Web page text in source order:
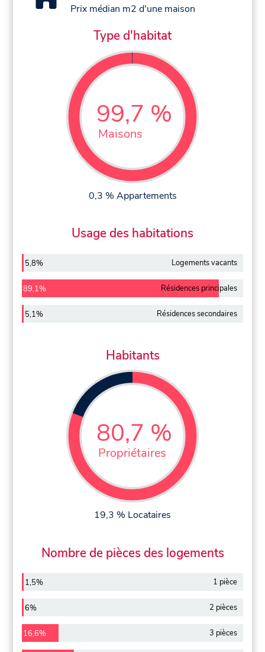
Prix médian m2 d'une maison
Type d'habitat
99,7 %
Maisons
0,3 % Appartements
Usage des habitations
5,8% Logements vacants
89,1% Résidences principales
5,1% Résidences secondaires
Habitants
80,7 %
Propriétaires
19,3 % Locataires
Nombre de pièces des logements
1,5% 1 pièce
6% 2 pièces
16,6% 3 pièces